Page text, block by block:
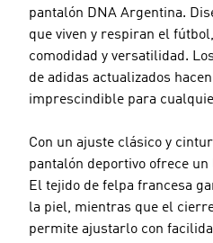
pantalón DNA Argentina.
que viven y respiran el
comodidad y versatilidad.
de adidas actualizados
imprescindible para
Con un ajuste clásico y
pantalón deportivo ofrece
El tejido de felpa francesa
la piel, mientras que el
permite ajustarlo con